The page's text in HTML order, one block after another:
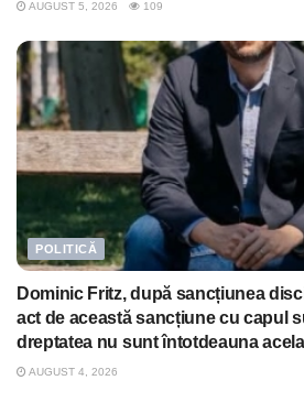
AUGUST 5, 2026 109
POLITICĂ
Dominic Fritz, după sancțiunea
act de această sancțiune cu capul
dreptatea nu sunt întotdeauna
AUGUST 4, 2026